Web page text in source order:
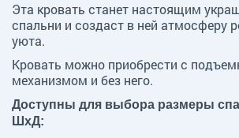
Эта кровать станет настоящим
спальни и создаст в ней атмосферу
уюта.
Кровать можно приобрести с
механизмом и без него.
Доступны для выбора размеры
ШxД: